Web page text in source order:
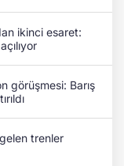
ikinci esaret:
görüşmesi: Barış
trenler